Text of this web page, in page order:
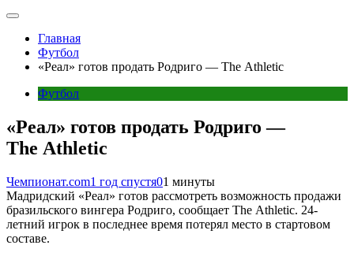
Главная
Футбол
«Реал» готов продать Родриго — The Athletic
Футбол
«Реал» готов продать Родриго —
The Athletic
Чемпионат.com1 год спустя01 минуты
Мадридский «Реал» готов рассмотреть возможность продажи
бразильского вингера Родриго, сообщает The Athletic. 24-
летний игрок в последнее время потерял место в стартовом
составе.